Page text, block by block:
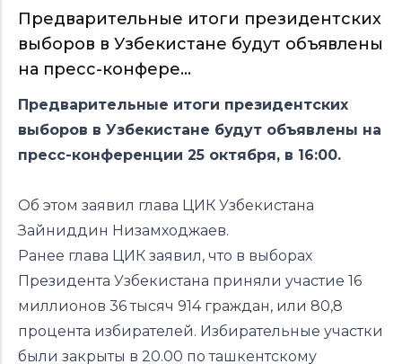
Предварительные итоги президентских
выборов в Узбекистане будут объявлены
на пресс-конфере...
Предварительные итоги президентских
выборов в Узбекистане будут объявлены на
пресс-конференции 25 октября, в 16:00.
Об этом заявил глава ЦИК Узбекистана
Зайниддин Низамходжаев.
Ранее глава ЦИК заявил, что в выборах
Президента Узбекистана приняли участие 16
миллионов 36 тысяч 914 граждан, или 80,8
процента избирателей. Избирательные участки
были закрыты в 20.00 по ташкентскому